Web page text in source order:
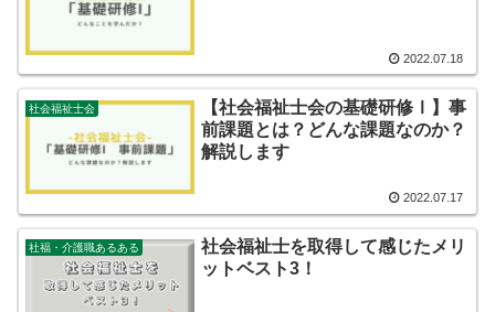
2022.07.18
社会福祉士会
【社会福祉士会の基礎研修Ⅰ】事
前課題とは？どんな課題なのか？
解説します
2022.07.17
社福・介護職あるある
社会福祉士を取得して感じたメリ
ットベスト3！